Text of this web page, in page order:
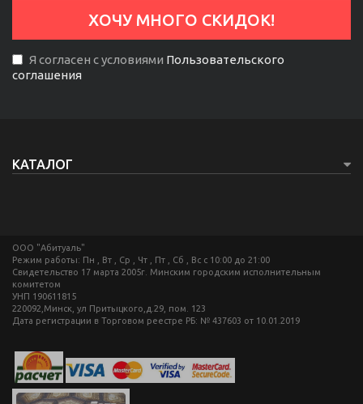
Я согласен с условиями Пользовательского
соглашения
КАТАЛОГ
ООО "Абитуаль"
Режим работы: Пн , Вт , Ср , Чт , Пт , Сб , Вс c 10:00 до 21:00
Свидетельство 17 марта 2005г. Минским городским исполнительным
комитетом
УНП 190611815
220092,Минск, ул Притыцкого,д.29, пом. 123
Дата регистрации в Торговом реестре РБ: № 437603 от 10.01.2019